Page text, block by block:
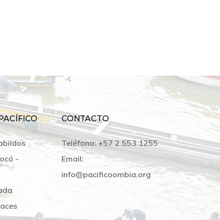
-
CONTACTO
Teléfono: +57 2 553 1255
Email:
info@pacificoombia.org